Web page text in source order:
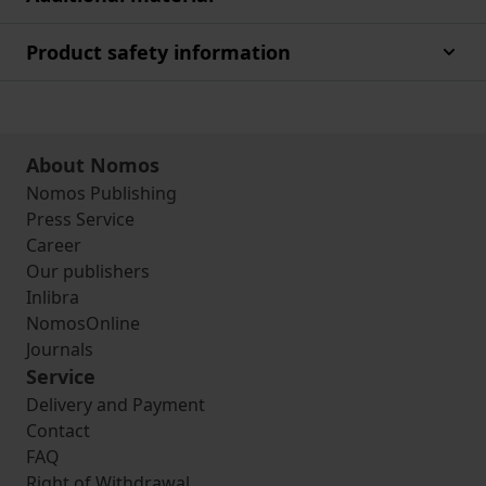
Product safety information
About Nomos
Nomos Publishing
Press Service
Career
Our publishers
Inlibra
NomosOnline
Journals
Service
Delivery and Payment
Contact
FAQ